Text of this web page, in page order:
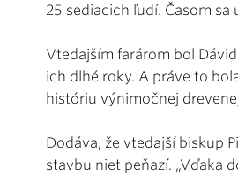
25 sediacich ľudí. Časom
Vtedajším farárom bol
ich dlhé roky. A práve to
históriu výnimočnej
Dodáva, že vtedajší biskup
stavbu niet peňazí. „Vďaka